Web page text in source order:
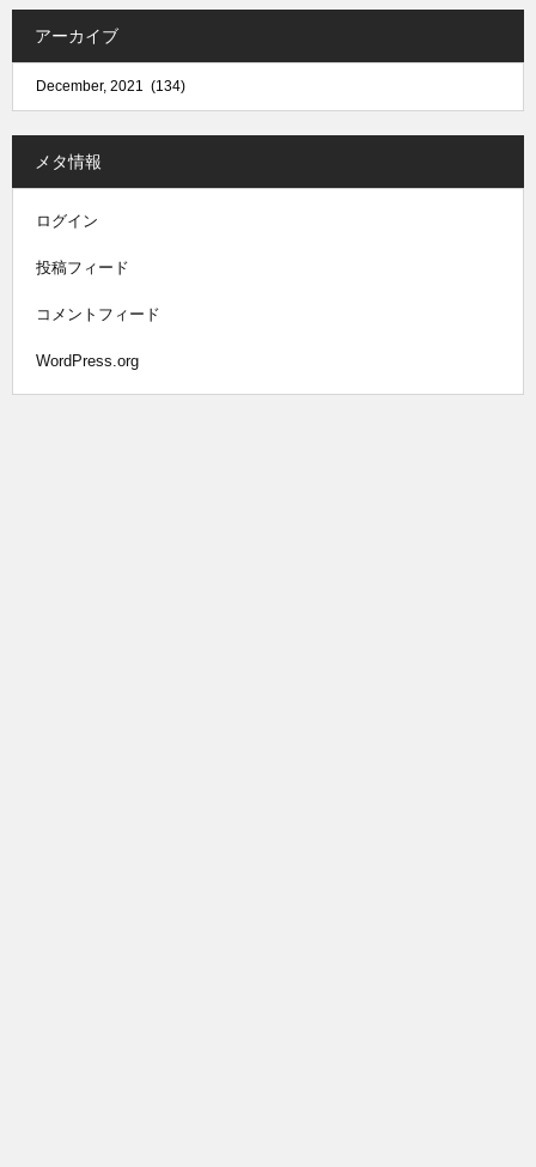
アーカイブ
メタ情報
ログイン
投稿フィード
コメントフィード
WordPress.org